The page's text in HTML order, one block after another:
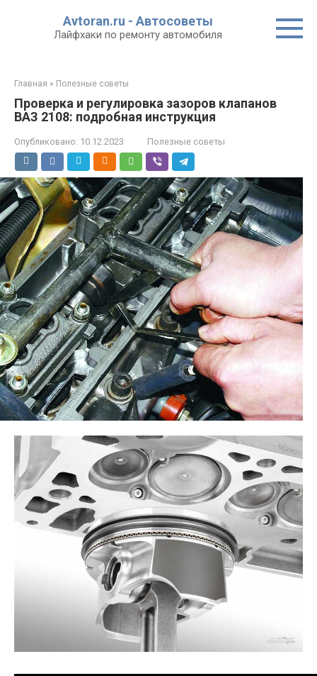
Avtoran.ru - Автосоветы
Лайфхаки по ремонту автомобиля
Главная » Полезные советы
Проверка и регулировка зазоров клапанов
ВАЗ 2108: подробная инструкция
Опубликовано: 10.12.2023 Полезные советы